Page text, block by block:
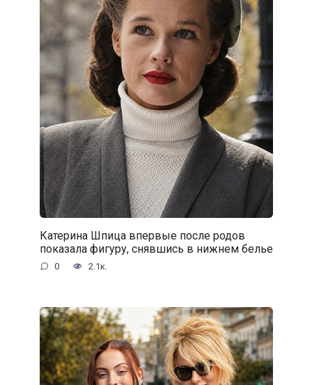
Катерина Шпица впервые после родов
показала фигуру, снявшись в нижнем белье
0 2.1к.